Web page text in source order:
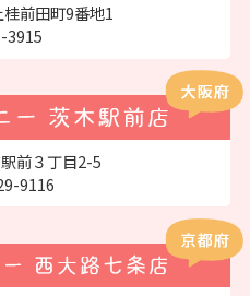
前田町9番地1
3915
前３丁目2-5
9116